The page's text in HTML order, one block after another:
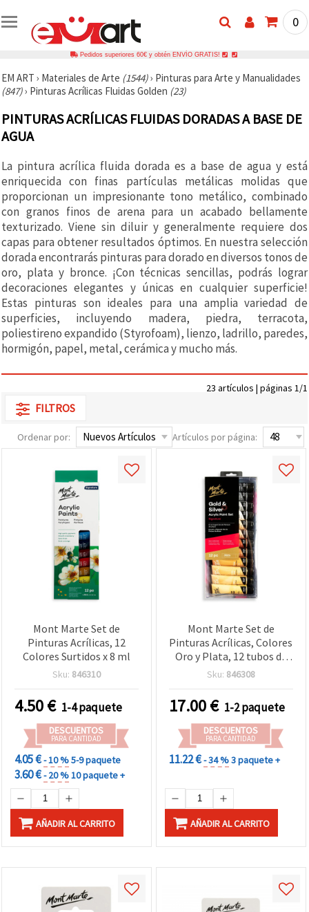
0
Pedidos superiores 60€ y obtén ENVÍO GRATIS!
EM ART › Materiales de Arte (1544)› Pinturas para Arte y Manualidades
(847)› Pinturas Acrílicas Fluidas Golden (23)
PINTURAS ACRÍLICAS FLUIDAS DORADAS A BASE DE
AGUA
La pintura acrílica fluida dorada es a base de agua y está
enriquecida con finas partículas metálicas molidas que
proporcionan un impresionante tono metálico, combinado
con granos finos de arena para un acabado bellamente
texturizado. Viene sin diluir y generalmente requiere dos
capas para obtener resultados óptimos. En nuestra selección
dorada encontrarás pinturas para dorado en diversos tonos de
oro, plata y bronce. ¡Con técnicas sencillas, podrás lograr
decoraciones elegantes y únicas en cualquier superficie!
Estas pinturas son ideales para una amplia variedad de
superficies, incluyendo madera, piedra, terracota,
poliestireno expandido (Styrofoam), lienzo, ladrillo, paredes,
hormigón, papel, metal, cerámica y mucho más.
23 artículos | páginas 1/1
FILTROS
Ordenar por: Artículos por página:
Mont Marte Set de
Pinturas Acrílicas, 12
Colores Surtidos x 8 ml
Sku: 846310
4.50€ 1-4 paquete
DESCUENTOS
PARA CANTIDAD
4.05 €- 10 %5-9 paquete
3.60 €- 20 %10 paquete +
AÑADIR AL CARRITO
Mont Marte Set de
Pinturas Acrílicas, Colores
Oro y Plata, 12 tubos de
36 ml
Sku: 846308
17.00€ 1-2 paquete
DESCUENTOS
PARA CANTIDAD
11.22 €- 34 %3 paquete +
AÑADIR AL CARRITO